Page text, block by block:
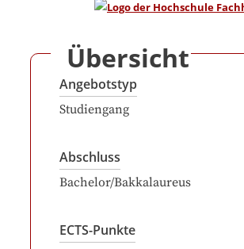
Übersicht
Angebotstyp
Studiengang
Abschluss
Bachelor/Bakkalaureus
ECTS-Punkte